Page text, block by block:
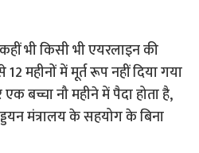
भी किसी भी एयरलाइन की
महीनों में मूर्त रूप नहीं दिया गया
बच्चा नौ महीने में पैदा होता है,
मंत्रालय के सहयोग के बिना